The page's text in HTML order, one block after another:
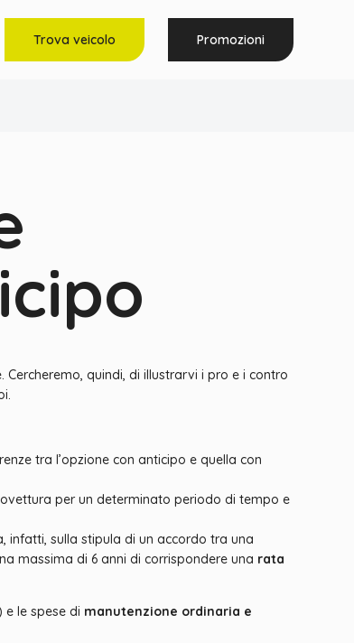
Trova veicolo Promozioni
quindi, di illustrarvi i pro e i contro
tra l’opzione con anticipo e quella con
per un determinato periodo di tempo e
infatti, sulla stipula di un accordo tra una
massima di 6 anni di corrispondere una rata
e le spese di manutenzione ordinaria e